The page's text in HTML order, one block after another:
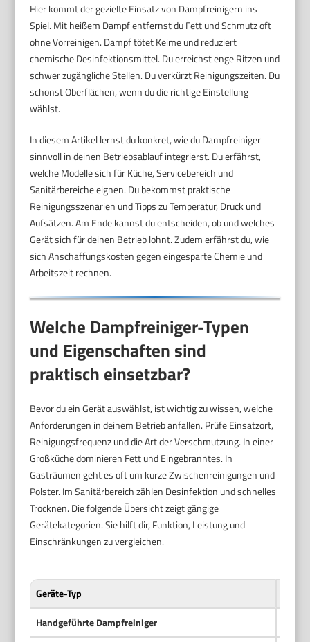
Hier kommt der gezielte Einsatz von Dampfreinigern ins
Spiel. Mit heißem Dampf entfernst du Fett und Schmutz oft
ohne Vorreinigen. Dampf tötet Keime und reduziert
chemische Desinfektionsmittel. Du erreichst enge Ritzen und
schwer zugängliche Stellen. Du verkürzt Reinigungszeiten. Du
schonst Oberflächen, wenn du die richtige Einstellung
wählst.
In diesem Artikel lernst du konkret, wie du Dampfreiniger
sinnvoll in deinen Betriebsablauf integrierst. Du erfährst,
welche Modelle sich für Küche, Servicebereich und
Sanitärbereiche eignen. Du bekommst praktische
Reinigungsszenarien und Tipps zu Temperatur, Druck und
Aufsätzen. Am Ende kannst du entscheiden, ob und welches
Gerät sich für deinen Betrieb lohnt. Zudem erfährst du, wie
sich Anschaffungskosten gegen eingesparte Chemie und
Arbeitszeit rechnen.
Welche Dampfreiniger-Typen
und Eigenschaften sind
praktisch einsetzbar?
Bevor du ein Gerät auswählst, ist wichtig zu wissen, welche
Anforderungen in deinem Betrieb anfallen. Prüfe Einsatzort,
Reinigungsfrequenz und die Art der Verschmutzung. In einer
Großküche dominieren Fett und Eingebranntes. In
Gasträumen geht es oft um kurze Zwischenreinigungen und
Polster. Im Sanitärbereich zählen Desinfektion und schnelles
Trocknen. Die folgende Übersicht zeigt gängige
Gerätekategorien. Sie hilft dir, Funktion, Leistung und
Einschränkungen zu vergleichen.
Geräte-Typ
Handgeführte Dampfreiniger